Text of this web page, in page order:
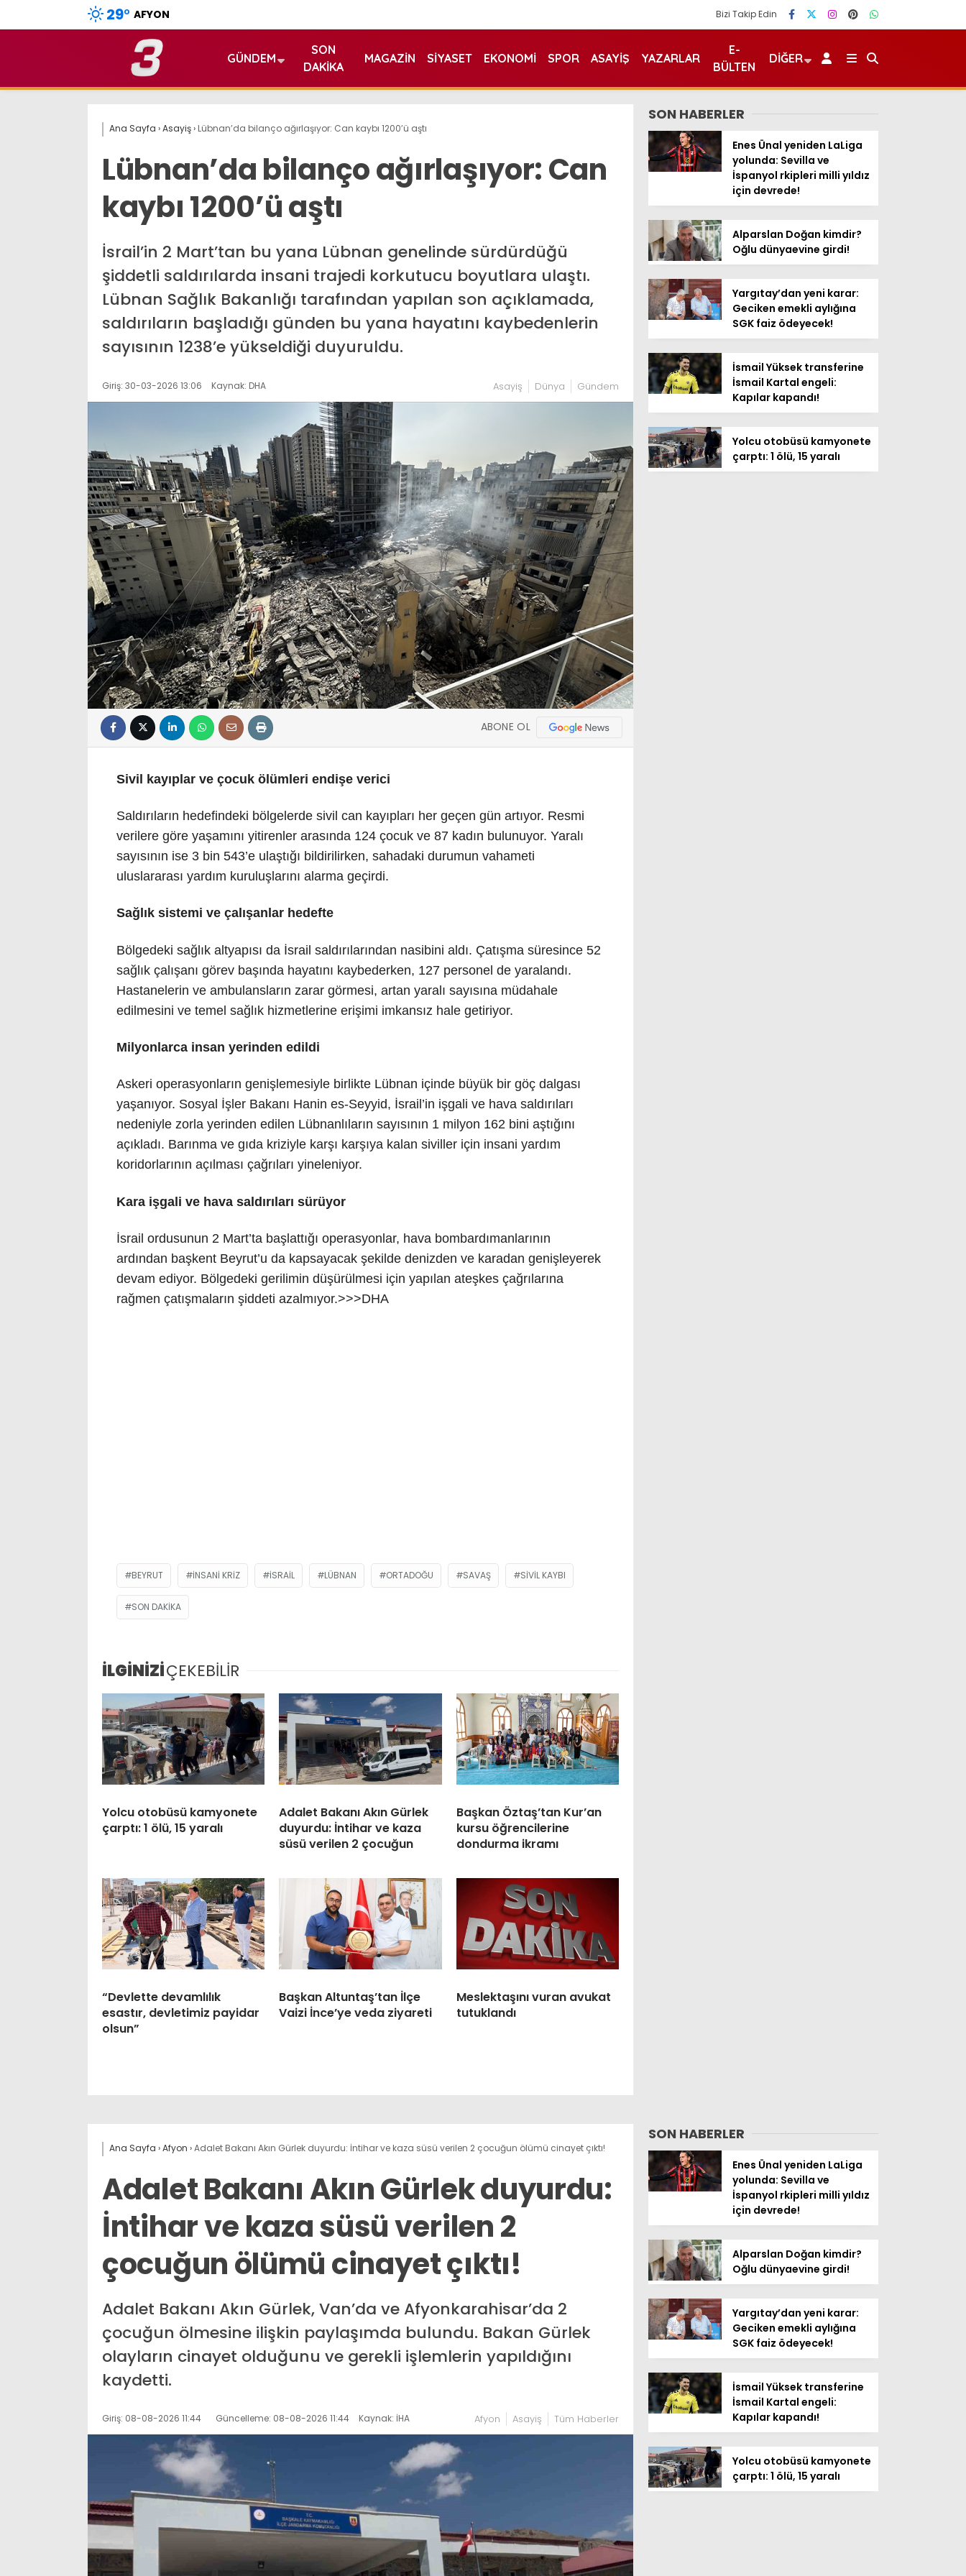
29° AFYON Bizi Takip Edin
GÜNDEM
SON
DAKIKA
MAGAZIN SIYASET EKONOMI SPOR ASAYIŞ YAZARLAR
E-
BÜLTEN
DIĞER
Ana Sayfa ›Asayiş› Lübnan’da bilanço ağırlaşıyor: Can kaybı 1200’ü aştı
Lübnan’da bilanço ağırlaşıyor: Can
kaybı 1200’ü aştı
İsrail’in 2 Mart’tan bu yana Lübnan genelinde sürdürdüğü
şiddetli saldırılarda insani trajedi korkutucu boyutlara ulaştı.
Lübnan Sağlık Bakanlığı tarafından yapılan son açıklamada,
saldırıların başladığı günden bu yana hayatını kaybedenlerin
sayısının 1238’e yükseldiği duyuruldu.
Giriş: 30-03-2026 13:06 Kaynak: DHA Asayiş Dünya Gündem
ABONE OL
Sivil kayıplar ve çocuk ölümleri endişe verici
Saldırıların hedefindeki bölgelerde sivil can kayıpları her geçen gün artıyor. Resmi
verilere göre yaşamını yitirenler arasında 124 çocuk ve 87 kadın bulunuyor. Yaralı
sayısının ise 3 bin 543’e ulaştığı bildirilirken, sahadaki durumun vahameti
uluslararası yardım kuruluşlarını alarma geçirdi.
Sağlık sistemi ve çalışanlar hedefte
Bölgedeki sağlık altyapısı da İsrail saldırılarından nasibini aldı. Çatışma süresince 52
sağlık çalışanı görev başında hayatını kaybederken, 127 personel de yaralandı.
Hastanelerin ve ambulansların zarar görmesi, artan yaralı sayısına müdahale
edilmesini ve temel sağlık hizmetlerine erişimi imkansız hale getiriyor.
Milyonlarca insan yerinden edildi
Askeri operasyonların genişlemesiyle birlikte Lübnan içinde büyük bir göç dalgası
yaşanıyor. Sosyal İşler Bakanı Hanin es-Seyyid, İsrail’in işgali ve hava saldırıları
nedeniyle zorla yerinden edilen Lübnanlıların sayısının 1 milyon 162 bini aştığını
açıkladı. Barınma ve gıda kriziyle karşı karşıya kalan siviller için insani yardım
koridorlarının açılması çağrıları yineleniyor.
Kara işgali ve hava saldırıları sürüyor
İsrail ordusunun 2 Mart’ta başlattığı operasyonlar, hava bombardımanlarının
ardından başkent Beyrut’u da kapsayacak şekilde denizden ve karadan genişleyerek
devam ediyor. Bölgedeki gerilimin düşürülmesi için yapılan ateşkes çağrılarına
rağmen çatışmaların şiddeti azalmıyor.>>>DHA
BEYRUT İNSANI KRIZ ISRAIL LÜBNAN ORTADOĞU SAVAŞ SIVIL KAYBI
SON DAKIKA
İLGİNİZİÇEKEBİLİR
Yolcu otobüsü kamyonete
çarptı: 1 ölü, 15 yaralı
Adalet Bakanı Akın Gürlek
duyurdu: İntihar ve kaza
süsü verilen 2 çocuğun
Başkan Öztaş’tan Kur’an
kursu öğrencilerine
dondurma ikramı
“Devlette devamlılık
esastır, devletimiz payidar
olsun”
Başkan Altuntaş’tan İlçe
Vaizi İnce’ye veda ziyareti
Meslektaşını vuran avukat
tutuklandı
SON HABERLER
Enes Ünal yeniden LaLiga
yolunda: Sevilla ve
İspanyol rkipleri milli yıldız
için devrede!
Alparslan Doğan kimdir?
Oğlu dünyaevine girdi!
Yargıtay’dan yeni karar:
Geciken emekli aylığına
SGK faiz ödeyecek!
İsmail Yüksek transferine
İsmail Kartal engeli:
Kapılar kapandı!
Yolcu otobüsü kamyonete
çarptı: 1 ölü, 15 yaralı
Ana Sayfa ›Afyon ›Adalet Bakanı Akın Gürlek duyurdu: İntihar ve kaza süsü verilen 2 çocuğun ölümü cinayet çıktı!
Adalet Bakanı Akın Gürlek duyurdu:
İntihar ve kaza süsü verilen 2
çocuğun ölümü cinayet çıktı!
Adalet Bakanı Akın Gürlek, Van’da ve Afyonkarahisar’da 2
çocuğun ölmesine ilişkin paylaşımda bulundu. Bakan Gürlek
olayların cinayet olduğunu ve gerekli işlemlerin yapıldığını
kaydetti.
Giriş: 08-08-2026 11:44 Güncelleme: 08-08-2026 11:44 Kaynak: İHA Afyon Asayiş Tüm Haberler
SON HABERLER
Enes Ünal yeniden LaLiga
yolunda: Sevilla ve
İspanyol rkipleri milli yıldız
için devrede!
Alparslan Doğan kimdir?
Oğlu dünyaevine girdi!
Yargıtay’dan yeni karar:
Geciken emekli aylığına
SGK faiz ödeyecek!
İsmail Yüksek transferine
İsmail Kartal engeli:
Kapılar kapandı!
Yolcu otobüsü kamyonete
çarptı: 1 ölü, 15 yaralı